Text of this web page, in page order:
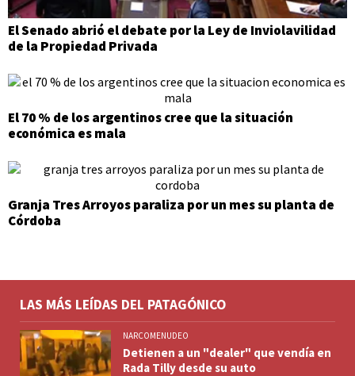
El Senado abrió el debate por la Ley de Inviolavilidad
de la Propiedad Privada
El 70 % de los argentinos cree que la situación
económica es mala
Granja Tres Arroyos paraliza por un mes su planta de
Córdoba
LAS MÁS LEÍDAS DEL PATAGÓNICO
NARCOMENUDEO
Detienen a un "dealer" que vendía en
Rada Tilly desde su auto